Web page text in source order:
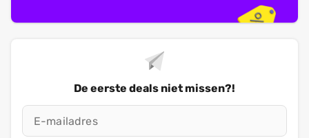
De eerste deals niet missen?!